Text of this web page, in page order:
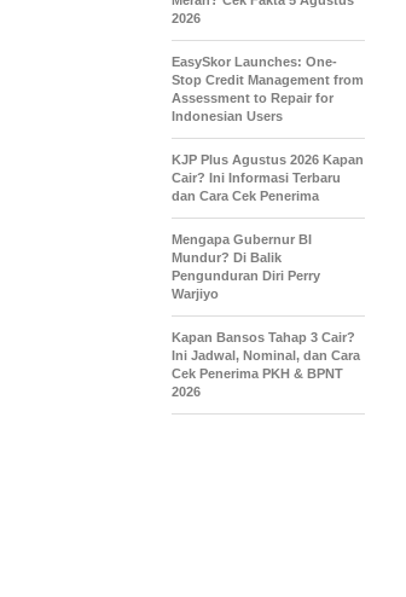
2026
EasySkor Launches: One-
Stop Credit Management from
Assessment to Repair for
Indonesian Users
KJP Plus Agustus 2026 Kapan
Cair? Ini Informasi Terbaru
dan Cara Cek Penerima
Mengapa Gubernur BI
Mundur? Di Balik
Pengunduran Diri Perry
Warjiyo
Kapan Bansos Tahap 3 Cair?
Ini Jadwal, Nominal, dan Cara
Cek Penerima PKH & BPNT
2026